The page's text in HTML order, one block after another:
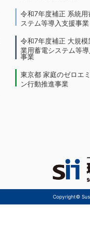
令和7年度補正 系統用
ステム等導入支援事業
令和7年度補正 大規模
業用蓄電システム等
事業
東京都 家庭のゼロエ
ン行動推進事業
Copyright©